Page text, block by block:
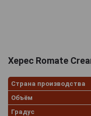
Херес Romate
Страна производства
Объём
Градус